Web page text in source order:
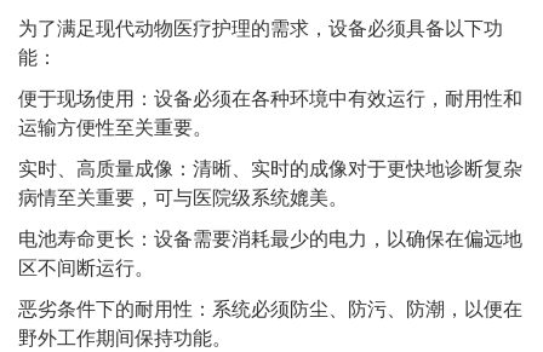
为了满足现代动物医疗护理的需求，设备必须具备以下功
能：
便于现场使用：设备必须在各种环境中有效运行，耐用性和
运输方便性至关重要。
实时、高质量成像：清晰、实时的成像对于更快地诊断复杂
病情至关重要，可与医院级系统媲美。
电池寿命更长：设备需要消耗最少的电力，以确保在偏远地
区不间断运行。
恶劣条件下的耐用性：系统必须防尘、防污、防潮，以便在
野外工作期间保持功能。